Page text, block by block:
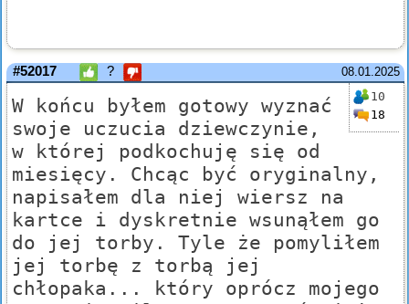
08.01.2025
#52017 ?
10
18
W końcu byłem gotowy wyznać
swoje uczucia dziewczynie,
w której podkochuję się od
miesięcy. Chcąc być oryginalny,
napisałem dla niej wiersz na
kartce i dyskretnie wsunąłem go
do jej torby. Tyle że pomyliłem
jej torbę z torbą jej
chłopaka... który oprócz mojego